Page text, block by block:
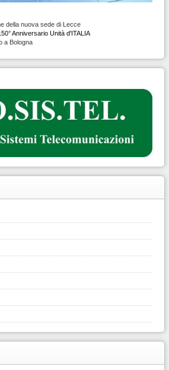
della nuova sede di Lecce
Anniversario Unità d'ITALIA
a Bologna